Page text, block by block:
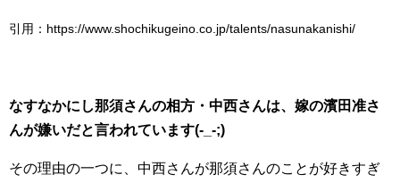
引用：https://www.shochikugeino.co.jp/talents/nasunakanishi/
なすなかにし那須さんの相方・中西さんは、嫁の濱田准さ
んが嫌いだと言われています(-_-;)
その理由の一つに、中西さんが那須さんのことが好きすぎ